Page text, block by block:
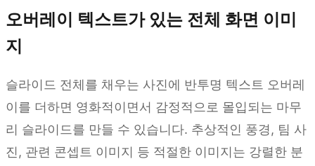
오버레이 텍스트가 있는 전체 화면 이미
지
슬라이드 전체를 채우는 사진에 반투명 텍스트 오버레
이를 더하면 영화적이면서 감정적으로 몰입되는 마무
리 슬라이드를 만들 수 있습니다. 추상적인 풍경, 팀 사
진, 관련 콘셉트 이미지 등 적절한 이미지는 강렬한 분